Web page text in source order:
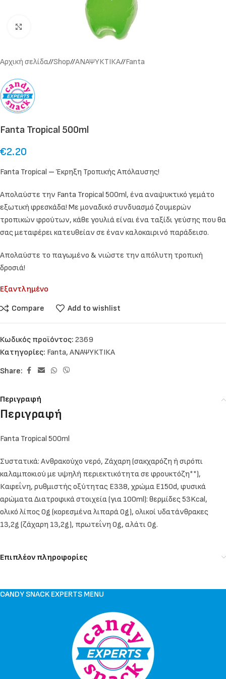
Αρχική σελίδα/ Shop/ ΑΝΑΨΥΚΤΙΚΑ/ Fanta
Fanta Tropical 500ml
€2.20
Fanta Tropical – Έκρηξη Τροπικής Απόλαυσης!
Απολαύστε την Fanta Tropical 500ml, ένα αναψυκτικό γεμάτο
εξωτική φρεσκάδα! Με μοναδικό συνδυασμό ζουμερών
τροπικών φρούτων, κάθε γουλιά είναι ένα ταξίδι γεύσης που θα
σας μεταφέρει κατευθείαν σε έναν καλοκαιρινό παράδεισο.
Απολαύστε το παγωμένο & νιώστε την απόλυτη τροπική
δροσιά!
Εξαντλημένο
Compare
Add to wishlist
Κωδικός προϊόντος: 2369
Κατηγορίες: Fanta, ΑΝΑΨΥΚΤΙΚΑ
Share:
Περιγραφή
Περιγραφή
Fanta Tropical 500ml
Συστατικά: Ανθρακούχο νερό, Ζάχαρη (σακχαρόζη ή σιρόπι
καλαμποκιού με υψηλή περιεκτικότητα σε φρουκτόζη**),
Καφεΐνη, ρυθμιστής οξύτητας E338, χρώμα E150d, φυσικά
αρώματα Διατροφικά στοιχεία (για 100ml): θερμίδες 53Kcal,
ολικό λίπος 0g (κορεσμένα λιπαρά 0g), ολικοί υδατάνθρακες
13,2g (ζάχαρη 13,2g), πρωτεΐνη 0g, αλάτι 0g.
Επιπλέον πληροφορίες
CANDY SNACK EXPERTS MENU